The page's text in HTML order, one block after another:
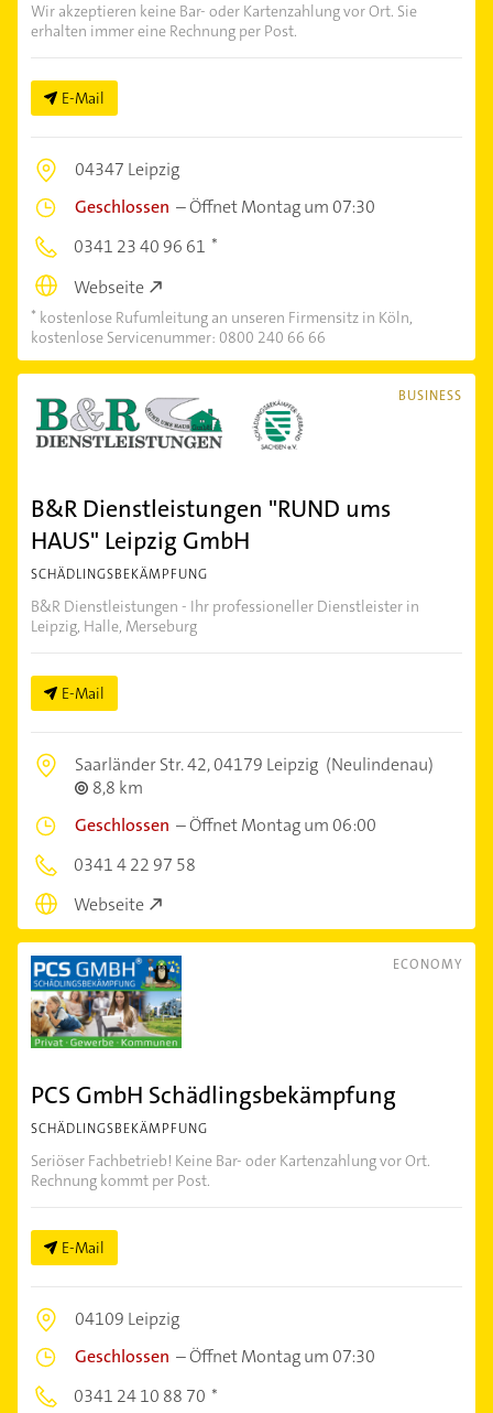
Wir akzeptieren keine Bar- oder Kartenzahlung vor Ort. Sie
erhalten immer eine Rechnung per Post.
E-Mail
04347 Leipzig
Geschlossen –Öffnet Montag um 07:30
0341 23 40 96 61
Webseite
kostenlose Rufumleitung an unseren Firmensitz in Köln,
kostenlose Servicenummer: 0800 240 66 66
BUSINESS
B&R Dienstleistungen "RUND ums
HAUS" Leipzig GmbH
SCHÄDLINGSBEKÄMPFUNG
B&R Dienstleistungen - Ihr professioneller Dienstleister in
Leipzig, Halle, Merseburg
E-Mail
Saarländer Str. 42,04179 Leipzig (Neulindenau)
8,8 km
Geschlossen –Öffnet Montag um 06:00
0341 4 22 97 58
Webseite
ECONOMY
PCS GmbH Schädlingsbekämpfung
SCHÄDLINGSBEKÄMPFUNG
Seriöser Fachbetrieb! Keine Bar- oder Kartenzahlung vor Ort.
Rechnung kommt per Post.
E-Mail
04109 Leipzig
Geschlossen –Öffnet Montag um 07:30
0341 24 10 88 70